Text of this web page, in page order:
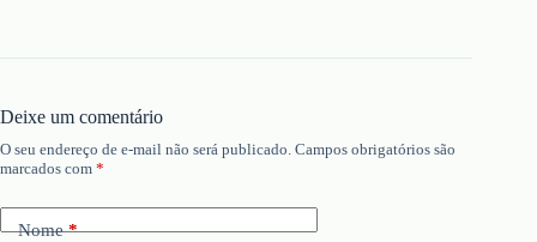
Deixe um comentário
O seu endereço de e-mail não será publicado. Campos obrigatórios são
marcados com *
Nome*